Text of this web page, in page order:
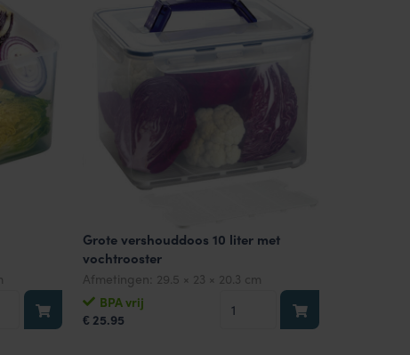
met
vochtrooster
Grote vershouddoos 10 liter met
vochtrooster
Afmetingen: 29.5 × 23 × 20.3 cm
BPA vrij
€ 25.95
vershouddoos